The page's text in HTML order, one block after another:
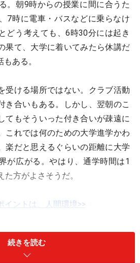
。朝9時からの授業に間に合うた
7時に電車・バスなどに乗らなけ
どう考えても、6時30分には起き
果て、大学に着いてみたら休講だ
ある。
受ける場所ではない。クラブ活動
き合いもある。しかし、翌朝のこ
てもそういった付き合いが疎遠に
これでは何のための大学進学かわ
楽だと思えるぐらいの距離に大学
が広がる。やはり、通学時間は1
方がよさそうだ。
イントは、人間環境>>
続きを読む